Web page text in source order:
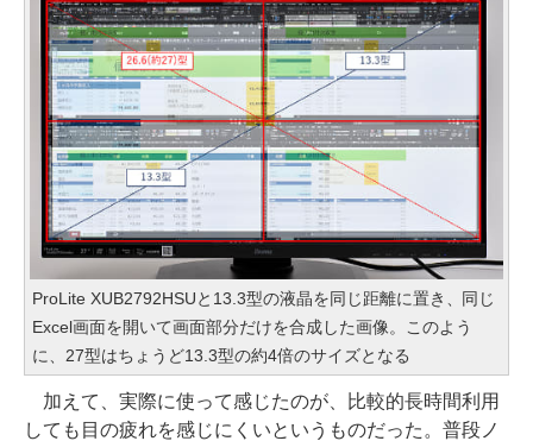
ProLite XUB2792HSUと13.3型の液晶を同じ距離に置き、同じ
Excel画面を開いて画面部分だけを合成した画像。このよう
に、27型はちょうど13.3型の約4倍のサイズとなる
加えて、実際に使って感じたのが、比較的長時間利用
しても目の疲れを感じにくいというものだった。普段ノ